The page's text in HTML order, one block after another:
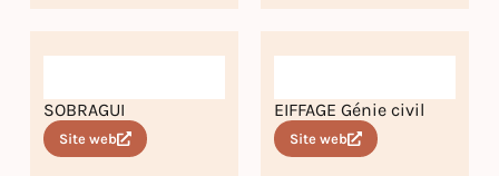
SOBRAGUI
Site web
EIFFAGE Génie civil
Site web